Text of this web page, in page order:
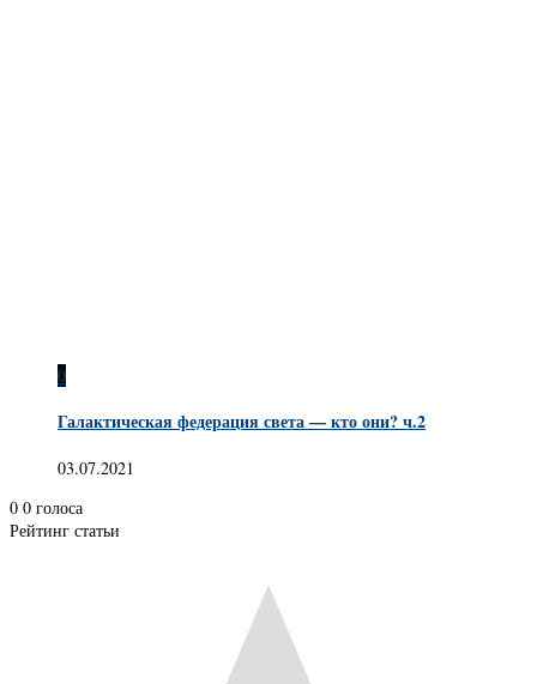
0
Галактическая федерация света — кто они? ч.2
03.07.2021
0 0 голоса
Рейтинг статьи